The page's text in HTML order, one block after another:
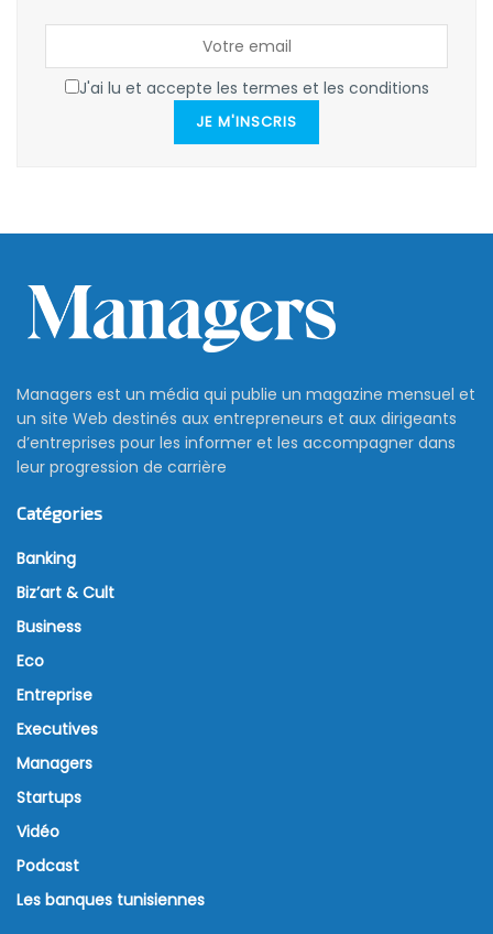
J'ai lu et accepte les termes et les conditions
JE M'INSCRIS
Managers est un média qui publie un magazine mensuel et
un site Web destinés aux entrepreneurs et aux dirigeants
d’entreprises pour les informer et les accompagner dans
leur progression de carrière
Catégories
Banking
Biz’art & Cult
Business
Eco
Entreprise
Executives
Managers
Startups
Vidéo
Podcast
Les banques tunisiennes